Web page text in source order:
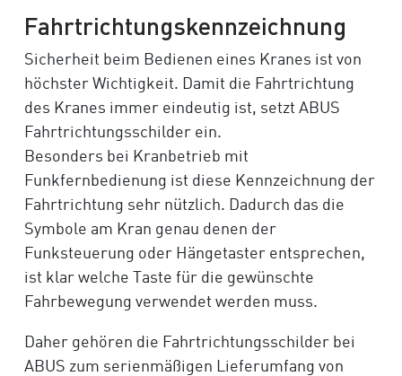
Fahrtrichtungskennzeichnung
Sicherheit beim Bedienen eines Kranes ist von
höchster Wichtigkeit. Damit die Fahrtrichtung
des Kranes immer eindeutig ist, setzt ABUS
Fahrtrichtungsschilder ein.
Besonders bei Kranbetrieb mit
Funkfernbedienung ist diese Kennzeichnung der
Fahrtrichtung sehr nützlich. Dadurch das die
Symbole am Kran genau denen der
Funksteuerung oder Hängetaster entsprechen,
ist klar welche Taste für die gewünschte
Fahrbewegung verwendet werden muss.
Daher gehören die Fahrtrichtungsschilder bei
ABUS zum serienmäßigen Lieferumfang von